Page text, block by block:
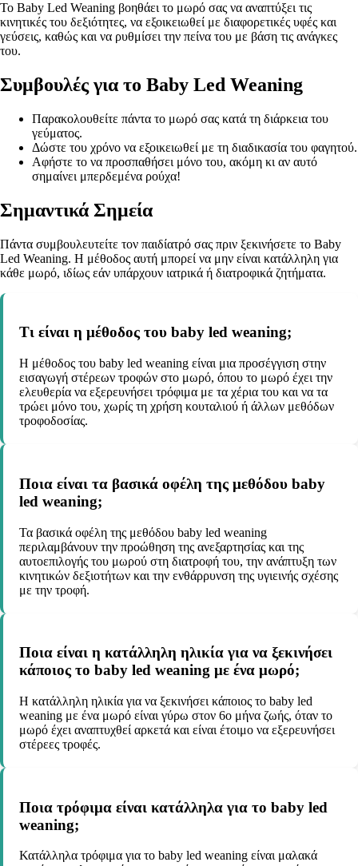
Το Baby Led Weaning βοηθάει το μωρό σας να αναπτύξει τις
κινητικές του δεξιότητες, να εξοικειωθεί με διαφορετικές υφές και
γεύσεις, καθώς και να ρυθμίσει την πείνα του με βάση τις ανάγκες
του.
Συμβουλές για το Baby Led Weaning
Παρακολουθείτε πάντα το μωρό σας κατά τη διάρκεια του
γεύματος.
Δώστε του χρόνο να εξοικειωθεί με τη διαδικασία του φαγητού.
Αφήστε το να προσπαθήσει μόνο του, ακόμη κι αν αυτό
σημαίνει μπερδεμένα ρούχα!
Σημαντικά Σημεία
Πάντα συμβουλευτείτε τον παιδίατρό σας πριν ξεκινήσετε το Baby
Led Weaning. Η μέθοδος αυτή μπορεί να μην είναι κατάλληλη για
κάθε μωρό, ιδίως εάν υπάρχουν ιατρικά ή διατροφικά ζητήματα.
Τι είναι η μέθοδος του baby led weaning;
Η μέθοδος του baby led weaning είναι μια προσέγγιση στην
εισαγωγή στέρεων τροφών στο μωρό, όπου το μωρό έχει την
ελευθερία να εξερευνήσει τρόφιμα με τα χέρια του και να τα
τρώει μόνο του, χωρίς τη χρήση κουταλιού ή άλλων μεθόδων
τροφοδοσίας.
Ποια είναι τα βασικά οφέλη της μεθόδου baby
led weaning;
Τα βασικά οφέλη της μεθόδου baby led weaning
περιλαμβάνουν την προώθηση της ανεξαρτησίας και της
αυτοεπιλογής του μωρού στη διατροφή του, την ανάπτυξη των
κινητικών δεξιοτήτων και την ενθάρρυνση της υγιεινής σχέσης
με την τροφή.
Ποια είναι η κατάλληλη ηλικία για να ξεκινήσει
κάποιος το baby led weaning με ένα μωρό;
Η κατάλληλη ηλικία για να ξεκινήσει κάποιος το baby led
weaning με ένα μωρό είναι γύρω στον 6ο μήνα ζωής, όταν το
μωρό έχει αναπτυχθεί αρκετά και είναι έτοιμο να εξερευνήσει
στέρεες τροφές.
Ποια τρόφιμα είναι κατάλληλα για το baby led
weaning;
Κατάλληλα τρόφιμα για το baby led weaning είναι μαλακά